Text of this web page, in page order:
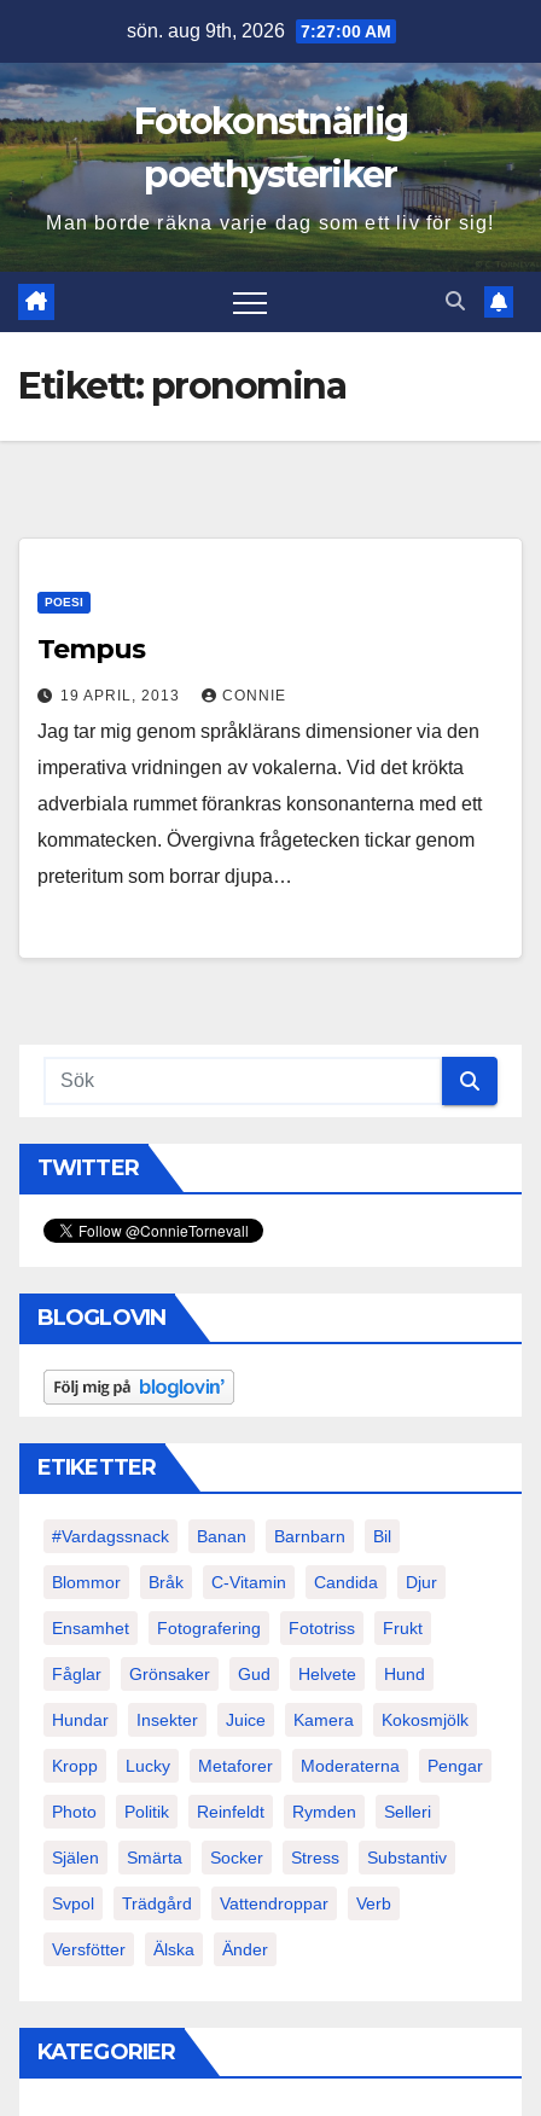
innehåll
sön. aug 9th, 2026 7:27:01 AM
Fotokonstnärlig
poethysteriker
Man borde räkna varje dag som ett liv för sig!
Etikett: pronomina
POESI
Tempus
19 APRIL, 2013 CONNIE
Jag tar mig genom språklärans dimensioner via den
imperativa vridningen av vokalerna. Vid det krökta
adverbiala rummet förankras konsonanterna med ett
kommatecken. Övergivna frågetecken tickar genom
preteritum som borrar djupa…
TWITTER
BLOGLOVIN
ETIKETTER
#vardagssnack Banan Barnbarn Bil
Blommor Bråk C-Vitamin Candida Djur
Ensamhet Fotografering Fototriss Frukt
Fåglar Grönsaker Gud Helvete Hund
Hundar Insekter Juice Kamera Kokosmjölk
Kropp Lucky Metaforer Moderaterna Pengar
Photo Politik Reinfeldt Rymden Selleri
Själen Smärta Socker Stress Substantiv
Svpol Trädgård Vattendroppar Verb
Versfötter Älska Änder
KATEGORIER